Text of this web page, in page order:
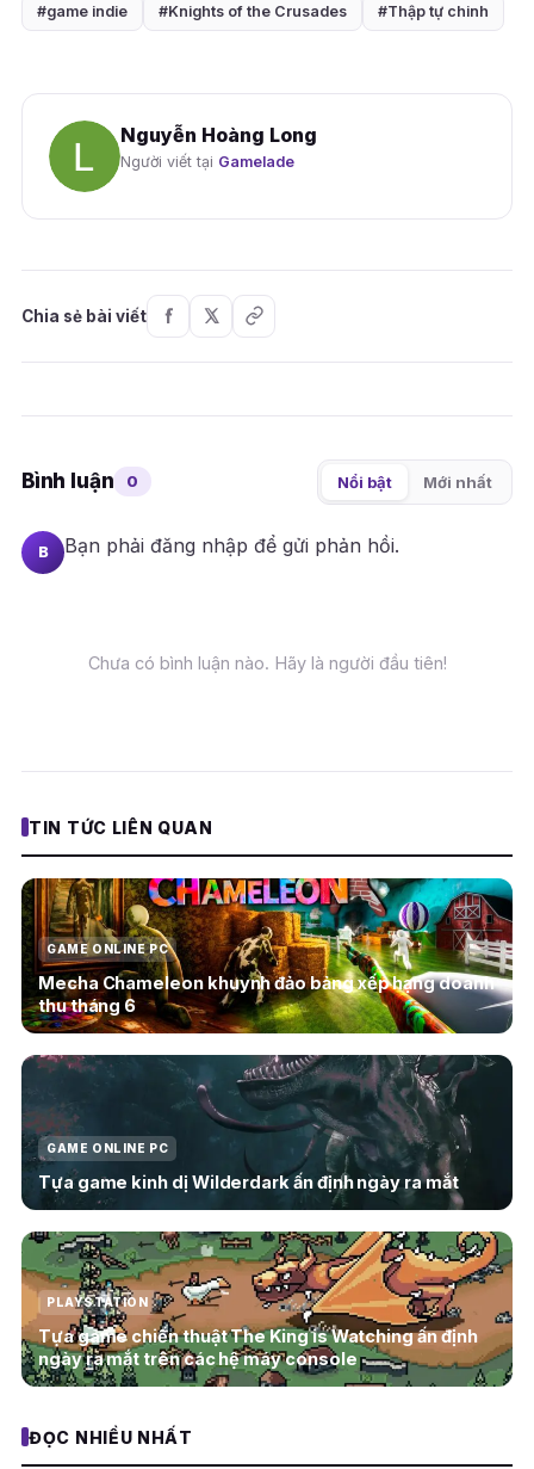
#game indie #Knights of the Crusades #Thập tự chinh
Nguyễn Hoàng Long
Người viết tại Gamelade
Chia sẻ bài viết
Bình luận 0 Nổi bật Mới nhất
B Bạn phải đăng nhập để gửi phản hồi.
Chưa có bình luận nào. Hãy là người đầu tiên!
TIN TỨC LIÊN QUAN
GAME ONLINE PC
Mecha Chameleon khuynh đảo bảng xếp hạng doanh
thu tháng 6
GAME ONLINE PC
Tựa game kinh dị Wilderdark ấn định ngày ra mắt
PLAYSTATION
Tựa game chiến thuật The King is Watching ấn định
ngày ra mắt trên các hệ máy console
ĐỌC NHIỀU NHẤT